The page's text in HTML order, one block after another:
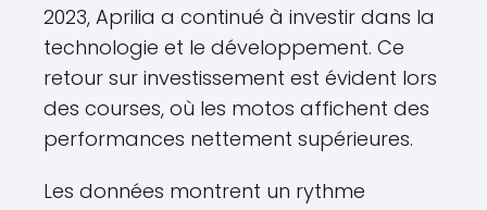
2023, Aprilia a continué à investir dans la
technologie et le développement. Ce
retour sur investissement est évident lors
des courses, où les motos affichent des
performances nettement supérieures.
Les données montrent un rythme